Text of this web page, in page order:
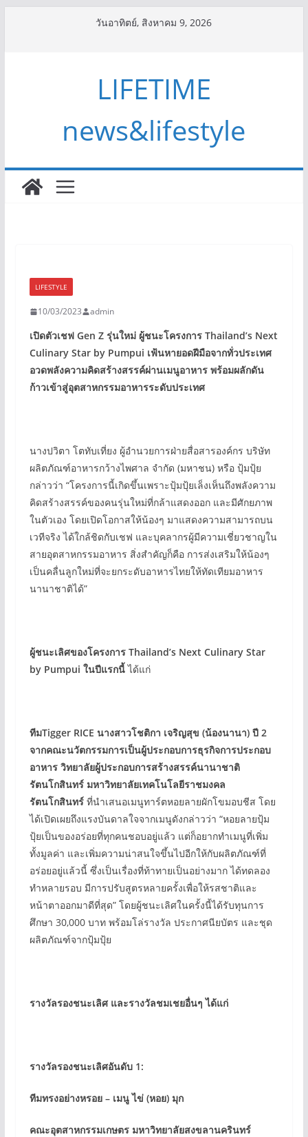
วันอาทิตย์, สิงหาคม 9, 2026
LIFETIME
news&lifestyle
LIFESTYLE
10/03/2023 admin
เปิดตัวเชฟ Gen Z รุ่นใหม่ ผู้ชนะโครงการ Thailand’s Next
Culinary Star by Pumpui เฟ้นหายอดฝีมือจากทั่วประเทศ
อวดพลังความคิดสร้างสรรค์ผ่านเมนูอาหาร พร้อมผลักดัน
ก้าวเข้าสู่อุตสาหกรรมอาหารระดับประเทศ
นางปวิตา โตทับเที่ยง ผู้อำนวยการฝ่ายสื่อสารองค์กร บริษัท
ผลิตภัณฑ์อาหารกว้างไพศาล จำกัด (มหาชน) หรือ ปุ้มปุ้ย
กล่าวว่า “โครงการนี้เกิดขึ้นเพราะปุ้มปุ้ยเล็งเห็นถึงพลังความ
คิดสร้างสรรค์ของคนรุ่นใหม่ที่กล้าแสดงออก และมีศักยภาพ
ในตัวเอง โดยเปิดโอกาสให้น้องๆ มาแสดงความสามารถบน
เวทีจริง ได้ใกล้ชิดกับเชฟ และบุคลากรผู้มีความเชี่ยวชาญใน
สายอุตสาหกรรมอาหาร สิ่งสำคัญก็คือ การส่งเสริมให้น้องๆ
เป็นคลื่นลูกใหม่ที่จะยกระดับอาหารไทยให้ทัดเทียมอาหาร
นานาชาติได้”
ผู้ชนะเลิศของโครงการ Thailand’s Next Culinary Star
by Pumpui ในปีแรกนี้ได้แก่
ทีมTigger RICE นางสาวโชติกา เจริญสุข (น้องนานา) ปี 2
จากคณะนวัตกรรมการเป็นผู้ประกอบการธุรกิจการประกอบ
อาหาร วิทยาลัยผู้ประกอบการสร้างสรรค์นานาชาติ
รัตนโกสินทร์ มหาวิทยาลัยเทคโนโลยีราชมงคล
รัตนโกสินทร์ที่นำเสนอเมนูทาร์ตหอยลายผักโขมอบชีส โดย
ได้เปิดเผยถึงแรงบันดาลใจจากเมนูดังกล่าวว่า “หอยลายปุ้ม
ปุ้ยเป็นของอร่อยที่ทุกคนชอบอยู่แล้ว แต่ก็อยากทำเมนูที่เพิ่ม
ทั้งมูลค่า และเพิ่มความน่าสนใจขึ้นไปอีกให้กับผลิตภัณฑ์ที่
อร่อยอยู่แล้วนี้ ซึ่งเป็นเรื่องที่ท้าทายเป็นอย่างมาก ได้ทดลอง
ทำหลายรอบ มีการปรับสูตรหลายครั้งเพื่อให้รสชาติและ
หน้าตาออกมาดีที่สุด” โดยผู้ชนะเลิศในครั้งนี้ได้รับทุนการ
ศึกษา 30,000 บาท พร้อมโล่รางวัล ประกาศนียบัตร และชุด
ผลิตภัณฑ์จากปุ้มปุ้ย
รางวัลรองชนะเลิศ และรางวัลชมเชยอื่นๆ ได้แก่
รางวัลรองชนะเลิศอันดับ 1:
ทีมทรงอย่างหรอย – เมนู ไข่ (หอย) มุก
คณะอุตสาหกรรมเกษตร มหาวิทยาลัยสงขลานครินทร์